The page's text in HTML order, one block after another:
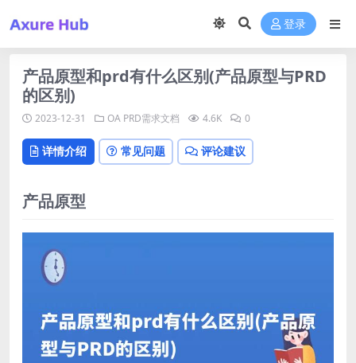
登录
产品原型和prd有什么区别(产品原型与PRD
的区别)
2023-12-31 OA PRD需求文档 4.6K 0
详情介绍 常见问题 评论建议
产品原型